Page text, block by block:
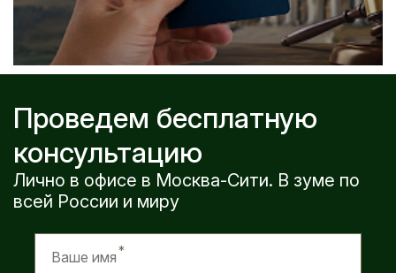
Проведем бесплатную
консультацию
Лично в офисе в Москва-Сити. В зуме по
всей России и миру